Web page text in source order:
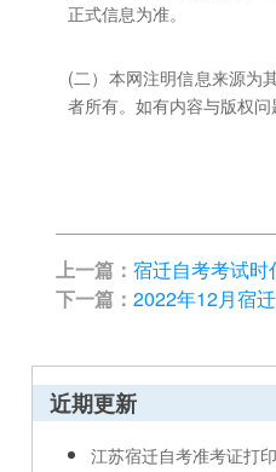
正式信息为准。
(二）本网注明信息来源为
者所有。如有内容与版权
上一篇： 宿迁自考考试
下一篇： 2022年12月宿
近期更新
江苏宿迁自考准考证打